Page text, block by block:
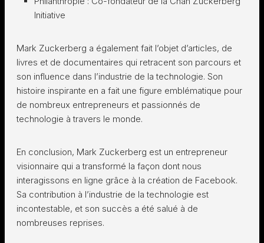
Initiative
Mark Zuckerberg a également fait l’objet d’articles, de
livres et de documentaires qui retracent son parcours et
son influence dans l’industrie de la technologie. Son
histoire inspirante en a fait une figure emblématique pour
de nombreux entrepreneurs et passionnés de
technologie à travers le monde.
En conclusion, Mark Zuckerberg est un entrepreneur
visionnaire qui a transformé la façon dont nous
interagissons en ligne grâce à la création de Facebook.
Sa contribution à l’industrie de la technologie est
incontestable, et son succès a été salué à de
nombreuses reprises.